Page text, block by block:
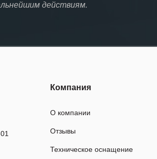
действиям.
Компания
О компании
Отзывы
Техническое оснащение